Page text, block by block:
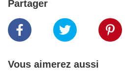
Partager
Vous aimerez aussi